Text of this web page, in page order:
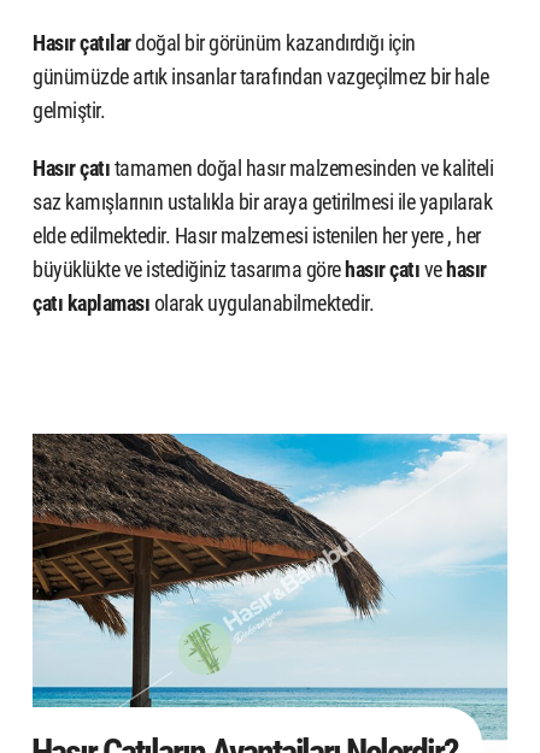
Hasır çatılardoğal bir görünüm kazandırdığı için
günümüzde artık insanlar tarafından vazgeçilmez bir hale
gelmiştir.
Hasır çatıtamamen doğal hasır malzemesinden ve kaliteli
saz kamışlarının ustalıkla bir araya getirilmesi ile yapılarak
elde edilmektedir. Hasır malzemesi istenilen her yere , her
büyüklükte ve istediğiniz tasarıma görehasır çatıve hasır
çatı kaplamasıolarak uygulanabilmektedir.